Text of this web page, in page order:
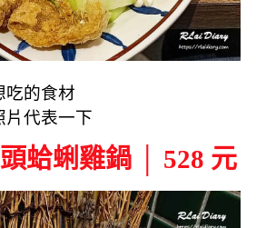
吃的食材
片代表一下
蛤蜊雞鍋 │ 528 元